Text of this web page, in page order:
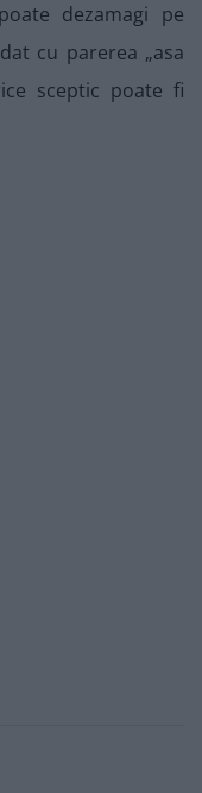
dezamagi pe
cu parerea „asa
sceptic poate fi